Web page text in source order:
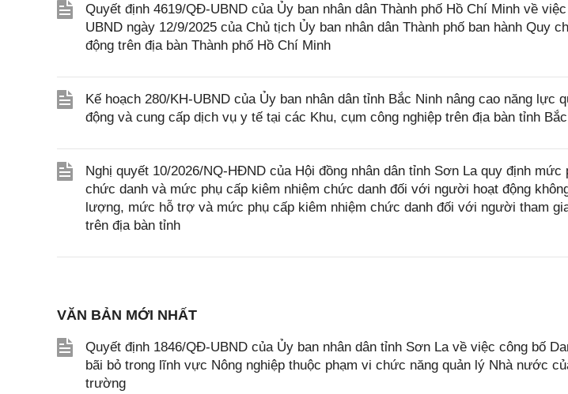
Quyết định 4619/QĐ-UBND của Ủy ban nhân dân Thành phố Hồ Chí Minh về
UBND ngày 12/9/2025 của Chủ tịch Ủy ban nhân dân Thành phố ban hành Quy
động trên địa bàn Thành phố Hồ Chí Minh
Kế hoạch 280/KH-UBND của Ủy ban nhân dân tỉnh Bắc Ninh nâng cao năng lực
động và cung cấp dịch vụ y tế tại các Khu, cụm công nghiệp trên địa bàn tỉnh
Nghị quyết 10/2026/NQ-HĐND của Hội đồng nhân dân tỉnh Sơn La quy định mức
chức danh và mức phụ cấp kiêm nhiệm chức danh đối với người hoạt động
lượng, mức hỗ trợ và mức phụ cấp kiêm nhiệm chức danh đối với người tham
trên địa bàn tỉnh
VĂN BẢN MỚI NHẤT
Quyết định 1846/QĐ-UBND của Ủy ban nhân dân tỉnh Sơn La về việc công bố
bãi bỏ trong lĩnh vực Nông nghiệp thuộc phạm vi chức năng quản lý Nhà nước
trường